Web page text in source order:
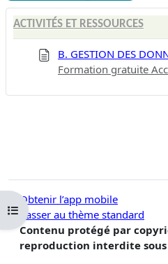
Ouvrir l’index du cours
ACTIVITÉS ET RESSOURCES
B. GESTION DES
Formation gratuite
Obtenir l’app mobile
Passer au thème standard
Contenu protégé par
reproduction interdite